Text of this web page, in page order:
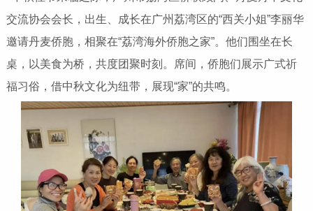
交流协会会长，出生、成长在广州荔湾区的“西关小姐”李丽华
邀请丹麦侨胞，相聚在“荔湾海外侨胞之家”。他们围坐在长
桌，以美食为桥，共度团聚时刻。席间，侨胞们展示广式祈
福习俗，借中秋文化为纽带，展现“家”的共鸣。